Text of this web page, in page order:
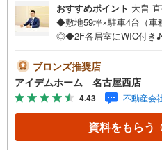
おすすめポイント 大畠
◆敷地59坪×駐車4台（車
◎◆2F各居室にWIC付
震等級3取得☆◆草井小学
0m□■□■物件のご案内に
望日時が決まりましたら
致します（年末年始を除
終わりでもご案内致し
いて■□■□店舗内にキッ
ブロンズ推奨店
アイデムホーム 名古屋西店
4.43 不動産会
資料をもらう